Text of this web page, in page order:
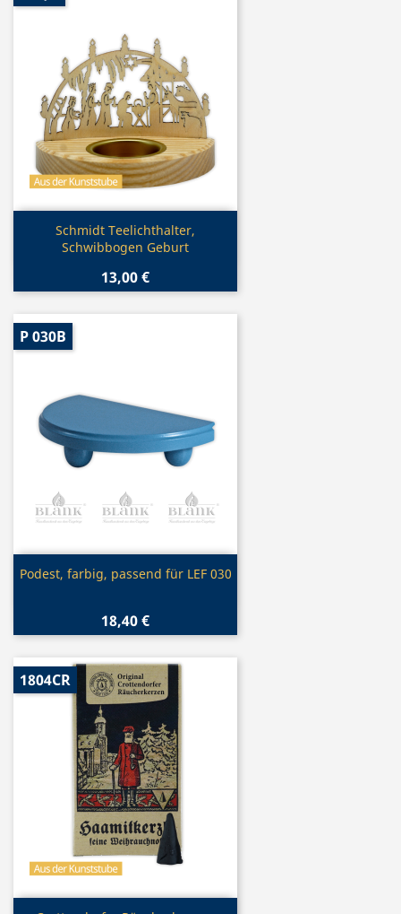
Vorschau
Schmidt Teelichthalter,
Schwibbogen Geburt
13,00 €
Vorschau
Podest, farbig, passend für LEF 030
18,40 €
P 030B
1804CR